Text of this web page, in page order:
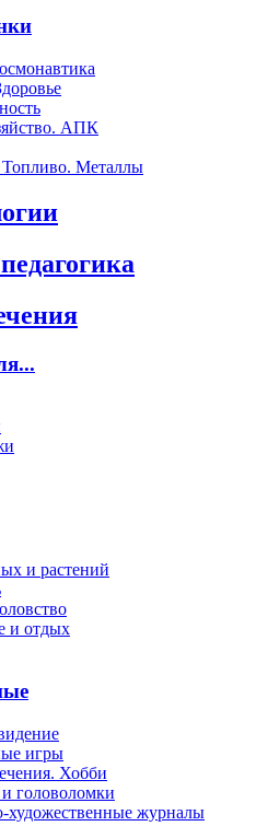
АПК
Топливо. Металлы
и растений
и отдых
игры
Хобби
головоломки
художественные журналы